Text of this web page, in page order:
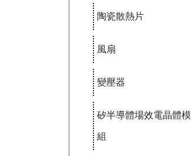
陶瓷散熱片
風扇
變壓器
矽半導體場效電晶體模
組